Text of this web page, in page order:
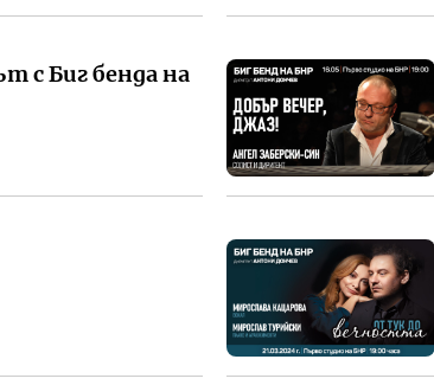
с Биг бенда на